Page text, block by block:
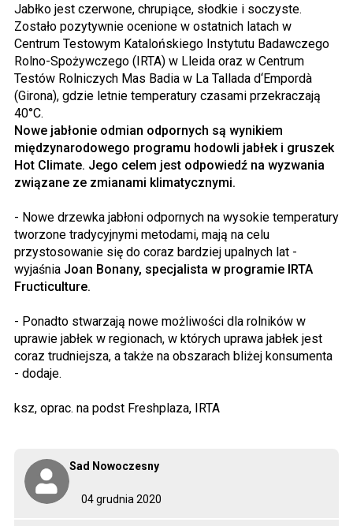
04 grudnia 2020
Sad Nowoczesny
Jabłko jest czerwone, chrupiące, słodkie i soczyste.
Zostało pozytywnie ocenione w ostatnich latach w
Centrum Testowym Katalońskiego Instytutu Badawczego
Rolno-Spożywczego (IRTA) w Lleida oraz w Centrum
Testów Rolniczych Mas Badia w La Tallada d‘Empordà
(Girona), gdzie letnie temperatury czasami przekraczają
40°C.
Nowe jabłonie odmian odpornych są wynikiem
międzynarodowego programu hodowli jabłek i gruszek
Hot Climate. Jego celem jest odpowiedź na wyzwania
związane ze zmianami klimatycznymi.
- Nowe drzewka jabłoni odpornych na wysokie temperatury
tworzone tradycyjnymi metodami, mają na celu
przystosowanie się do coraz bardziej upalnych lat -
wyjaśnia Joan Bonany, specjalista w programie IRTA
Fructiculture.
- Ponadto stwarzają nowe możliwości dla rolników w
uprawie jabłek w regionach, w których uprawa jabłek jest
coraz trudniejsza, a także na obszarach bliżej konsumenta
- dodaje.
ksz, oprac. na podst Freshplaza, IRTA